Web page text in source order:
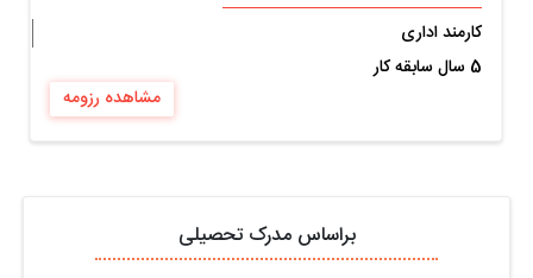
براساس مدرک تحصیلی
کارمند اداری
5 سال سابقه کار
مشاهده رزومه